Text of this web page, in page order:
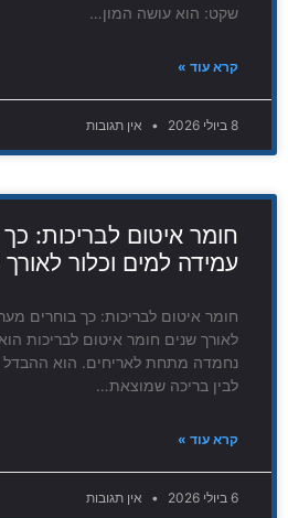
שקט: הוא עושה המון…
קרא עוד »
8 ביולי 2026 אין תגובות
חומר איטום לבריכות:
עמידה למים וכלור לאורך
חומר איטום לבריכות: כך בוחרים
לאורך שנים חומר איטום לבריכות
נחמדה מתחת לאריחים. הוא ההבדל
לבין בריכה שמוצאת…
קרא עוד »
6 ביולי 2026 אין תגובות